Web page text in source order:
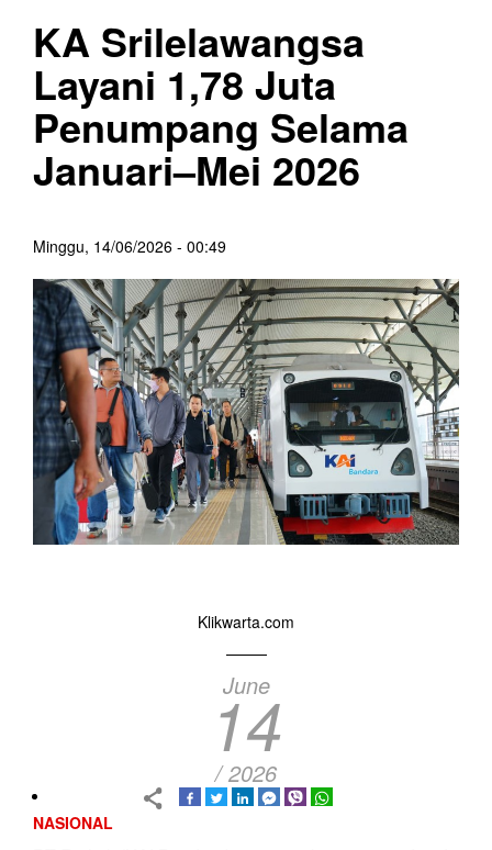
KA Srilelawangsa
Layani 1,78 Juta
Penumpang Selama
Januari–Mei 2026
Minggu, 14/06/2026 - 00:49
Klikwarta.com
June
14
/ 2026
NASIONAL